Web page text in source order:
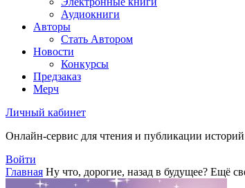
Аудиокниги
Авторы
Стать Автором
Новости
Конкурсы
Предзаказ
Мерч
Личный кабинет
Онлайн-сервис для чтения и публикации
Войти
Главная Ну что, дорогие, назад в будущее? Ещё